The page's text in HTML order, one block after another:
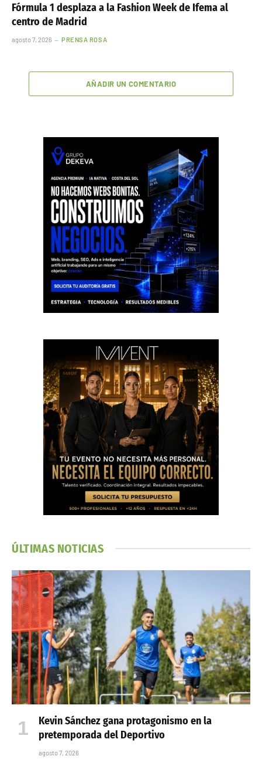
Fórmula 1 desplaza a la Fashion Week de Ifema al
centro de Madrid
agosto 7, 2026 PRENSA ROSA
AÑADIR UN COMENTARIO
ÚLTIMAS NOTICIAS
Kevin Sánchez gana protagonismo en la
pretemporada del Deportivo
agosto 7, 2026